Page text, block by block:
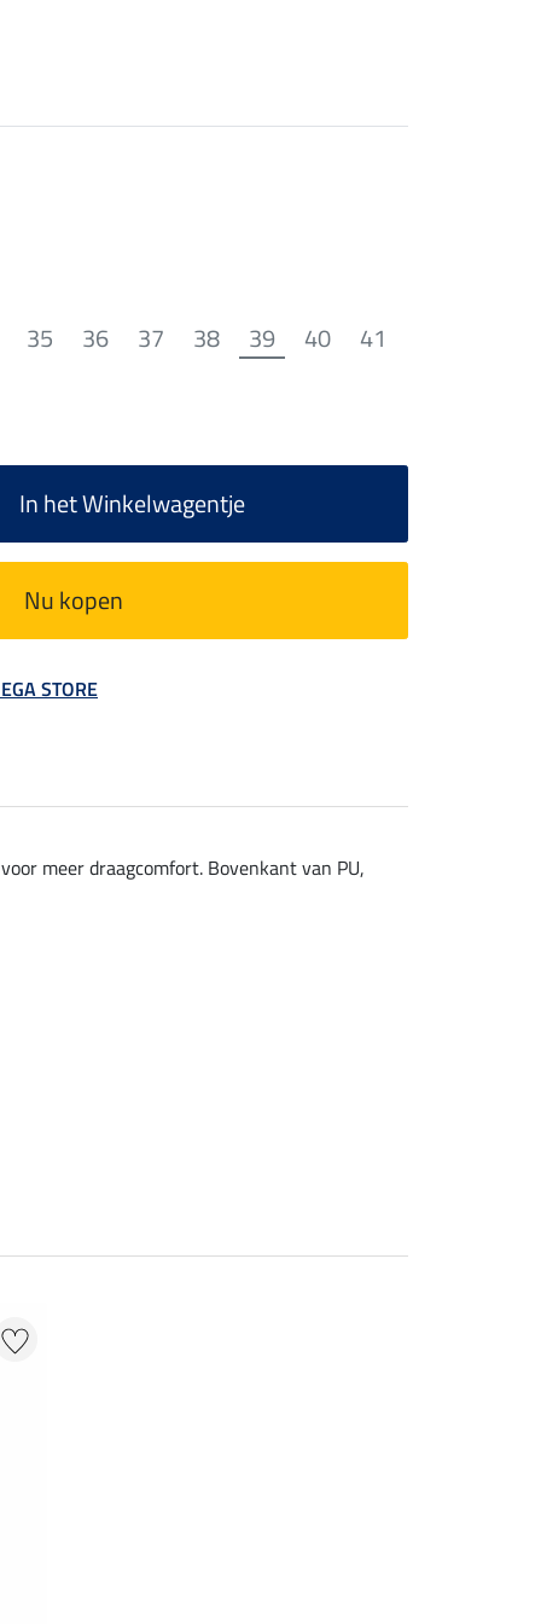
35 36 37 38 39 40 41
In het Winkelwagentje
Nu kopen
STORE
meer draagcomfort. Bovenkant van PU,